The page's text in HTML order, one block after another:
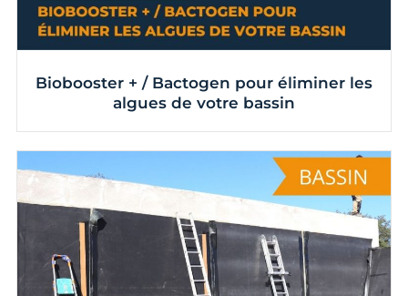
Biobooster + / Bactogen pour éliminer les
algues de votre bassin